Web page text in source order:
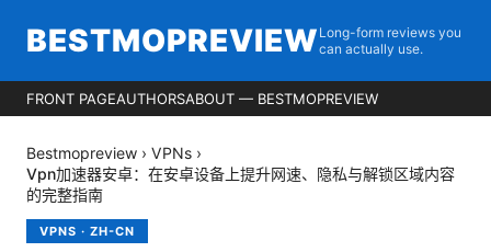
BESTMOPREVIEW Long-form reviews you
can actually use.
FRONT PAGEAUTHORSABOUT — BESTMOPREVIEW
Bestmopreview › VPNs ›
Vpn加速器安卓：在安卓设备上提升网速、隐私与解锁区域内容
的完整指南
VPNS · ZH-CN